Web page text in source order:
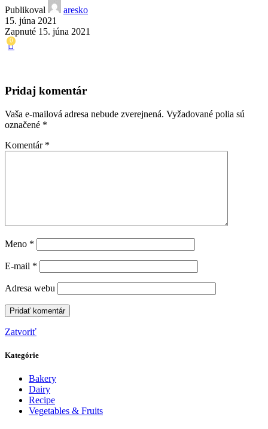
Publikoval
aresko
15. júna 2021
Zapnuté 15. júna 2021
0
Pridaj komentár
Vaša e-mailová adresa nebude zverejnená. Vyžadované polia sú
označené *
Komentár *
Meno *
E-mail *
Adresa webu
Zatvoriť
Kategórie
Bakery
Dairy
Recipe
Vegetables & Fruits